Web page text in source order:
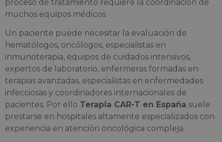
proceso de tratamiento requiere la coordinación de
muchos equipos médicos.
Un paciente puede necesitar la evaluación de
hematólogos, oncólogos, especialistas en
inmunoterapia, equipos de cuidados intensivos,
expertos de laboratorio, enfermeras formadas en
terapias avanzadas, especialistas en enfermedades
infecciosas y coordinadores internacionales de
pacientes. Por ello Terapia CAR-T en España suele
prestarse en hospitales altamente especializados con
experiencia en atención oncológica compleja.